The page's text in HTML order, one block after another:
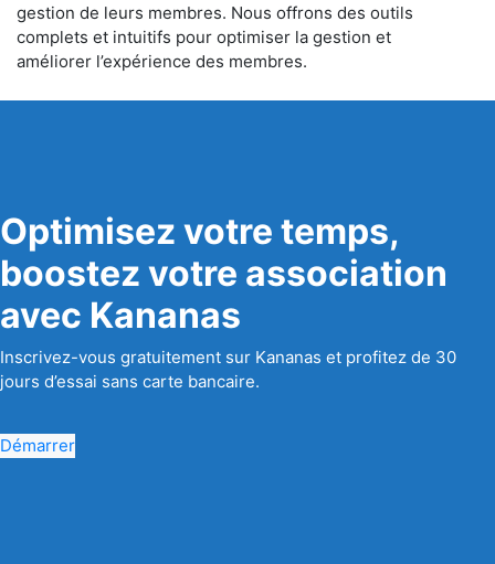
gestion de leurs membres. Nous offrons des outils
complets et intuitifs pour optimiser la gestion et
améliorer l’expérience des membres.
Optimisez votre temps,
boostez votre association
avec Kananas
Inscrivez-vous gratuitement sur Kananas et profitez de 30
jours d’essai sans carte bancaire.
Démarrer